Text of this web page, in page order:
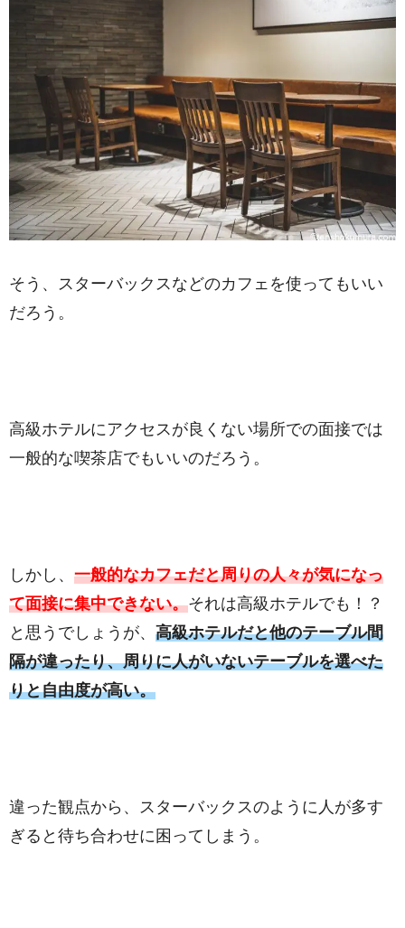
そう、スターバックスなどのカフェを使ってもいい
だろう。
高級ホテルにアクセスが良くない場所での面接では
一般的な喫茶店でもいいのだろう。
しかし、 一般的なカフェだと周りの人々が気になっ
て面接に集中できない。それは高級ホテルでも！？
と思うでしょうが、 高級ホテルだと他のテーブル間
隔が違ったり、周りに人がいないテーブルを選べた
りと自由度が高い。
違った観点から、スターバックスのように人が多す
ぎると待ち合わせに困ってしまう。